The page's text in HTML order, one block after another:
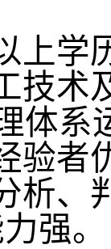
上学
技术
体系
验者
析、
强。